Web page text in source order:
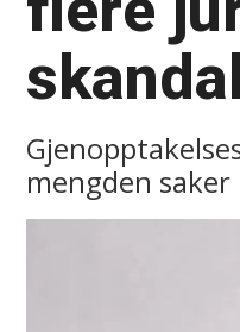
mengden